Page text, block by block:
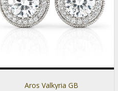
Aros Valkyria GB